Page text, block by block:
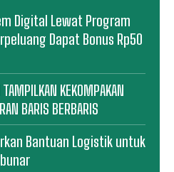
Digital Lewat Program
Dapat Bonus Rp50
KEKOMPAKAN
BARIS BERBARIS
Bantuan Logistik untuk